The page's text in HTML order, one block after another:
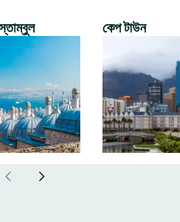
কেপ টাউন